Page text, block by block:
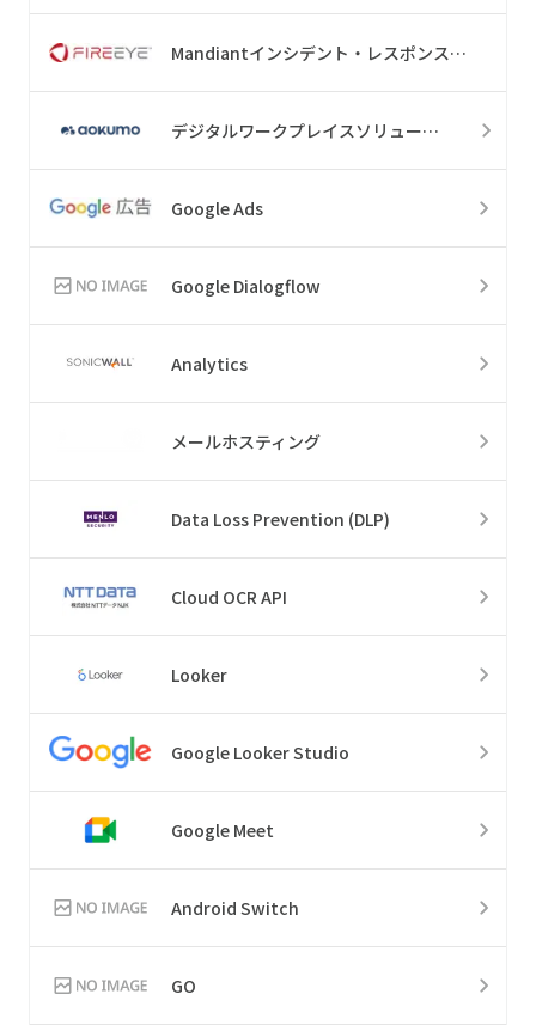
Mandiantインシデント・レスポンス・リテイナー・サービス
デジタルワークプレイスソリューション
Google Ads
Google Dialogflow
Analytics
メールホスティング
Data Loss Prevention (DLP)
Cloud OCR API
Looker
Google Looker Studio
Google Meet
Android Switch
GO